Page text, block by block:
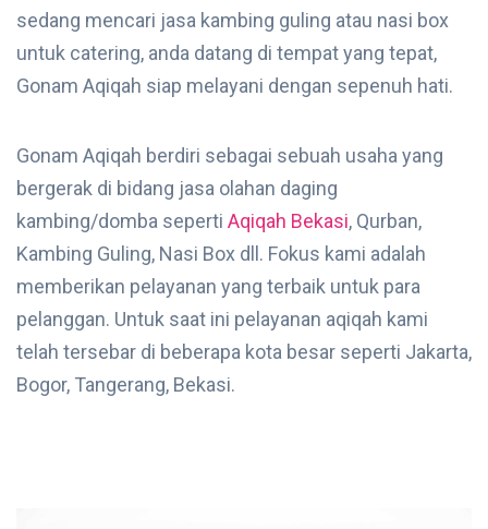
sedang mencari jasa kambing guling atau nasi box
untuk catering, anda datang di tempat yang tepat,
Gonam Aqiqah siap melayani dengan sepenuh hati.
Gonam Aqiqah berdiri sebagai sebuah usaha yang
bergerak di bidang jasa olahan daging
kambing/domba seperti Aqiqah Bekasi, Qurban,
Kambing Guling, Nasi Box dll. Fokus kami adalah
memberikan pelayanan yang terbaik untuk para
pelanggan. Untuk saat ini pelayanan aqiqah kami
telah tersebar di beberapa kota besar seperti Jakarta,
Bogor, Tangerang, Bekasi.